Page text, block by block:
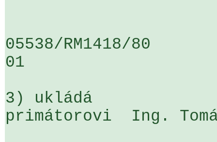
05538/RM1418/
01
3) ukládá
primátorovi  Ing.